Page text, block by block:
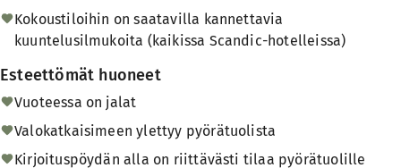
Kokoustiloihin on saatavilla kannettavia
kuuntelusilmukoita (kaikissa Scandic-hotelleissa)
Esteettömät huoneet
Vuoteessa on jalat
Valokatkaisimeen ylettyy pyörätuolista
Kirjoituspöydän alla on riittävästi tilaa pyörätuolille